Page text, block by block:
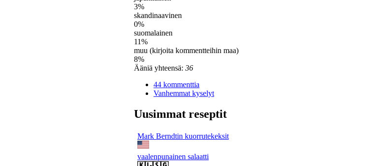
3%
skandinaavinen
0%
suomalainen
11%
muu (kirjoita kommentteihin maa)
8%
Ääniä yhteensä: 36
44 kommenttia
Vanhemmat kyselyt
Uusimmat reseptit
Mark Berndtin kuorrutekeksit
vaalenpunainen salaatti